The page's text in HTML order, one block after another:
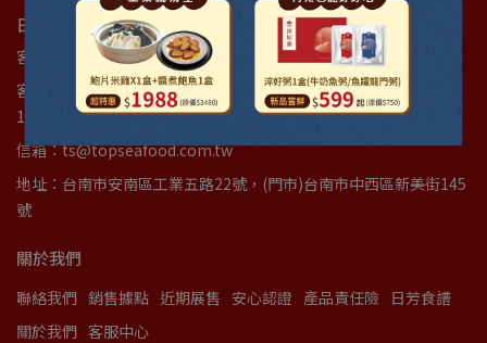
日芳珍饌 ｜ 統編89502532 統編37616464
客服專線：(06)3842277
客服時間：週一至週五(國定假日例外)08:00am~12:00am｜
13:00pm~17:00pm
信箱：ts@topseafood.com.tw
地址：台南市安南區工業五路22號，(門市)台南市中西區新美街145
號
關於我們
聯絡我們 銷售據點 近期展售 安心認證 產品責任險 日芳食譜
關於我們 客服中心